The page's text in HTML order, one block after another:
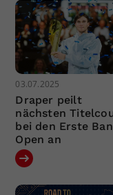
03.07.2025
Draper peilt
nächsten
bei den Erste
Open an